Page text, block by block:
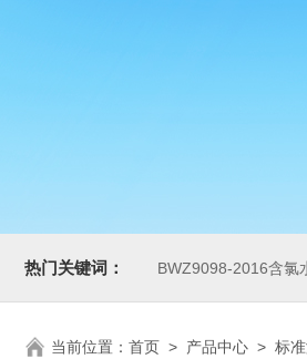
热门关键词： BWZ9098-2016含氯
当前位置： 首页 > 产品中心 > 标